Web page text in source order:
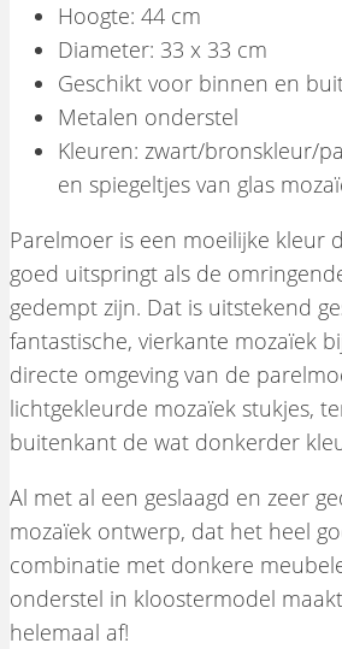
Hoogte: 44 cm
Diameter: 33 x 33 cm
Geschikt voor binnen en
Metalen onderstel
Kleuren: zwart/bronskleur/
en spiegeltjes van glas
Parelmoer is een moeilijke kleur
goed uitspringt als de
gedempt zijn. Dat is uitstekend
fantastische, vierkante mozaïek
directe omgeving van de
lichtgekleurde mozaïek stukjes,
buitenkant de wat donkerder
Al met al een geslaagd en zeer
mozaïek ontwerp, dat het heel
combinatie met donkere
onderstel in kloostermodel
helemaal af!